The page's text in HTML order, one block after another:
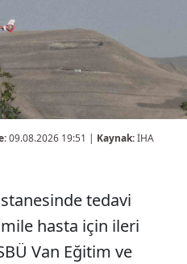
09.08.2026 19:51 | Kaynak:İHA
tedavi
hasta için ileri
Van Eğitim ve